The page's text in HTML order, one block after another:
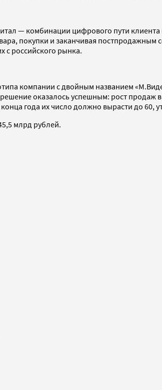
— комбинации цифрового пути
покупки и заканчивая
с российского рынка.
компании с двойным названием
оказалось успешным: рост
года их число должно вырасти до 60,
млрд рублей.